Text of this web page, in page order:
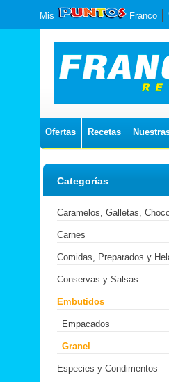
Mis Franco
Ofertas Recetas
Categorías
Caramelos, Galletas,
Carnes
Comidas, Preparados y
Conservas y Salsas
Embutidos
Empacados
Granel
Especies y Condimentos